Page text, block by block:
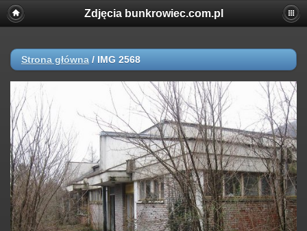
Zdjęcia bunkrowiec.com.pl
Strona główna / IMG 2568